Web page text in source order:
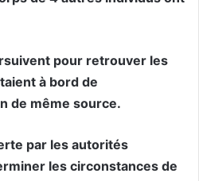
pour retrouver les
à bord de
de même source.
par les autorités
les circonstances de